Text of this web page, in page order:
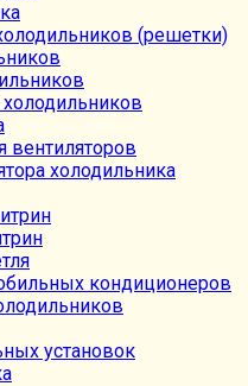
(решетки)
вентиляторов
холодильника
кондиционеров
установок